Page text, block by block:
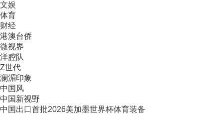
文娱
体育
财经
港澳台侨
微视界
洋腔队
Z世代
澜湄印象
中国风
中国新视野
中国出口首批2026美加墨世界杯体育装备